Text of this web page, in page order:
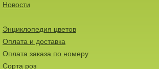
Новости
Энциклопедия цветов
Оплата и доставка
Оплата заказа по номеру
Сорта роз